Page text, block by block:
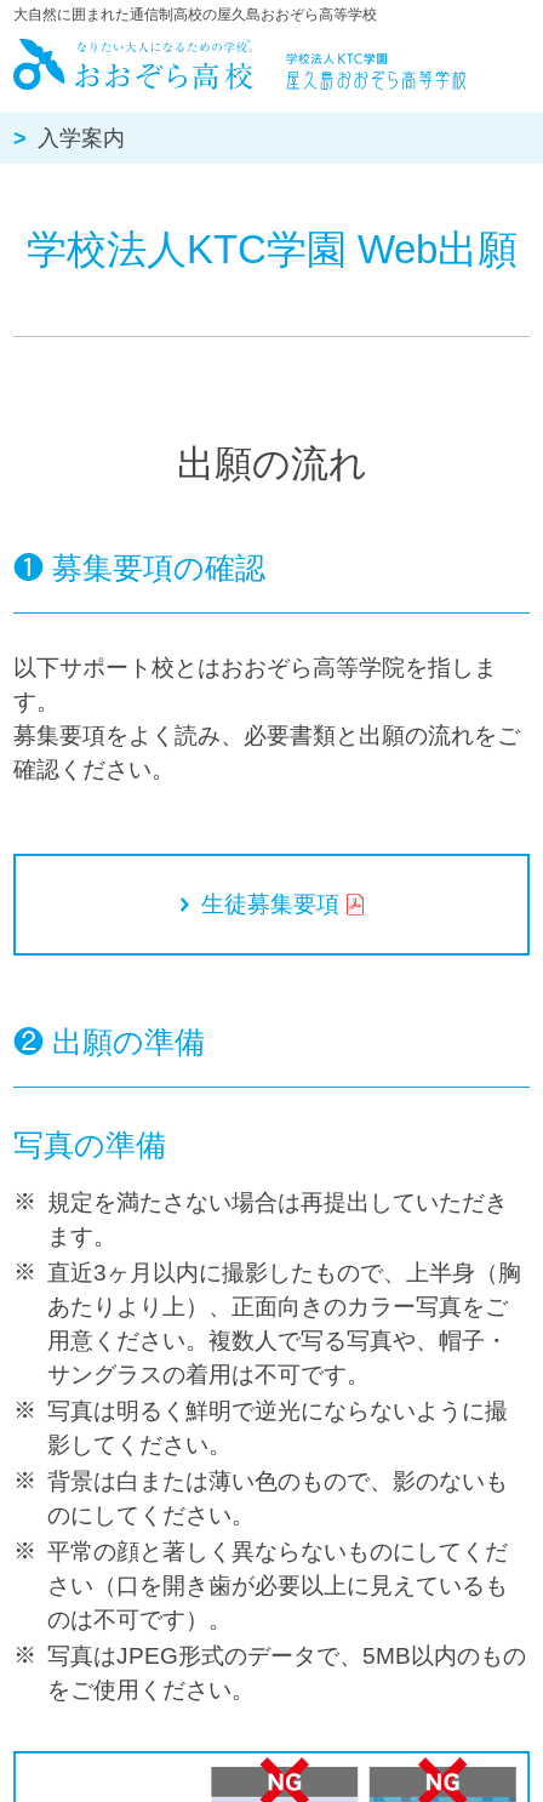
大自然に囲まれた通信制高校の屋久島おおぞら高等学校
学校法人KTC学園 Web出願
入学案内
出願の流れ
❶ 募集要項の確認
以下サポート校とはおおぞら高等学院を指しま
す。
募集要項をよく読み、必要書類と出願の流れをご
確認ください。
生徒募集要項
❷ 出願の準備
写真の準備
規定を満たさない場合は再提出していただき
ます。
直近3ヶ月以内に撮影したもので、上半身（胸
あたりより上）、正面向きのカラー写真をご
用意ください。複数人で写る写真や、帽子・
サングラスの着用は不可です。
写真は明るく鮮明で逆光にならないように撮
影してください。
背景は白または薄い色のもので、影のないも
のにしてください。
平常の顔と著しく異ならないものにしてくだ
さい（口を開き歯が必要以上に見えているも
のは不可です）。
写真はJPEG形式のデータで、5MB以内のもの
をご使用ください。